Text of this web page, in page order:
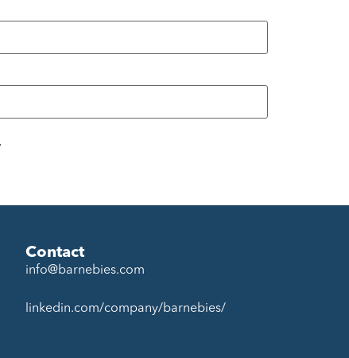
Contact
info@barnebies.com
linkedin.com/company/barnebies/